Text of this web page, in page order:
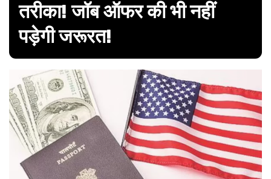
तरीका! जॉब ऑफर की भी नहीं
पड़ेगी जरूरत!